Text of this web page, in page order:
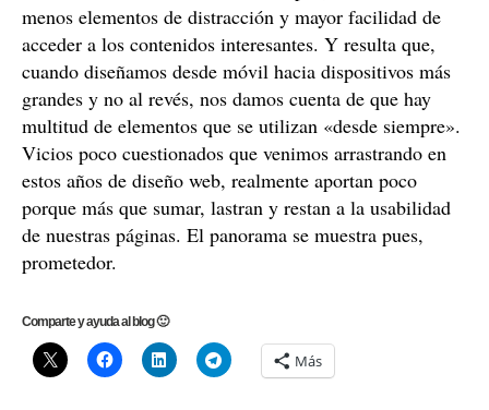
menos elementos de distracción y mayor facilidad de
acceder a los contenidos interesantes. Y resulta que,
cuando diseñamos desde móvil hacia dispositivos más
grandes y no al revés, nos damos cuenta de que hay
multitud de elementos que se utilizan «desde siempre».
Vicios poco cuestionados que venimos arrastrando en
estos años de diseño web, realmente aportan poco
porque más que sumar, lastran y restan a la usabilidad
de nuestras páginas. El panorama se muestra pues,
prometedor.
Comparte y ayuda al blog 🙂
Más